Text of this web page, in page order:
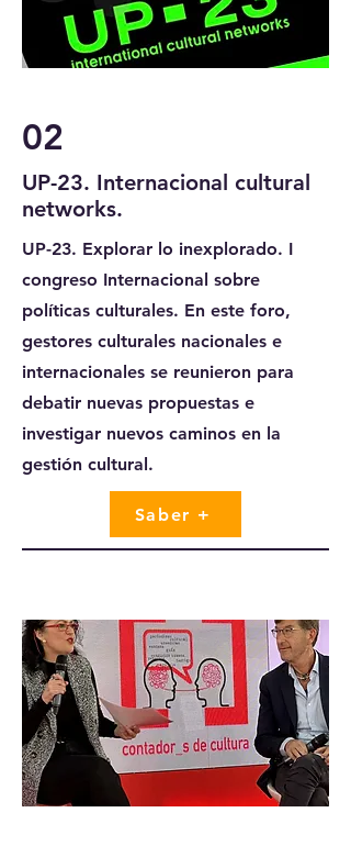
02
UP-23. Internacional cultural
networks.
UP-23. Explorar lo inexplorado. I
congreso Internacional sobre
políticas culturales. En este foro,
gestores culturales nacionales e
internacionales se reunieron para
debatir nuevas propuestas e
investigar nuevos caminos en la
gestión cultural.
Saber +